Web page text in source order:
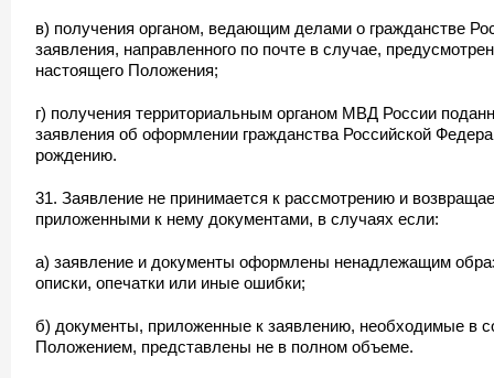
в) получения органом, ведающим делами о гражданстве
заявления, направленного по почте в случае,
настоящего Положения;
г) получения территориальным органом МВД России
заявления об оформлении гражданства Российской
рождению.
31. Заявление не принимается к рассмотрению и
приложенными к нему документами, в случаях если:
а) заявление и документы оформлены ненадлежащим
описки, опечатки или иные ошибки;
б) документы, приложенные к заявлению, необходимые в
Положением, представлены не в полном объеме.